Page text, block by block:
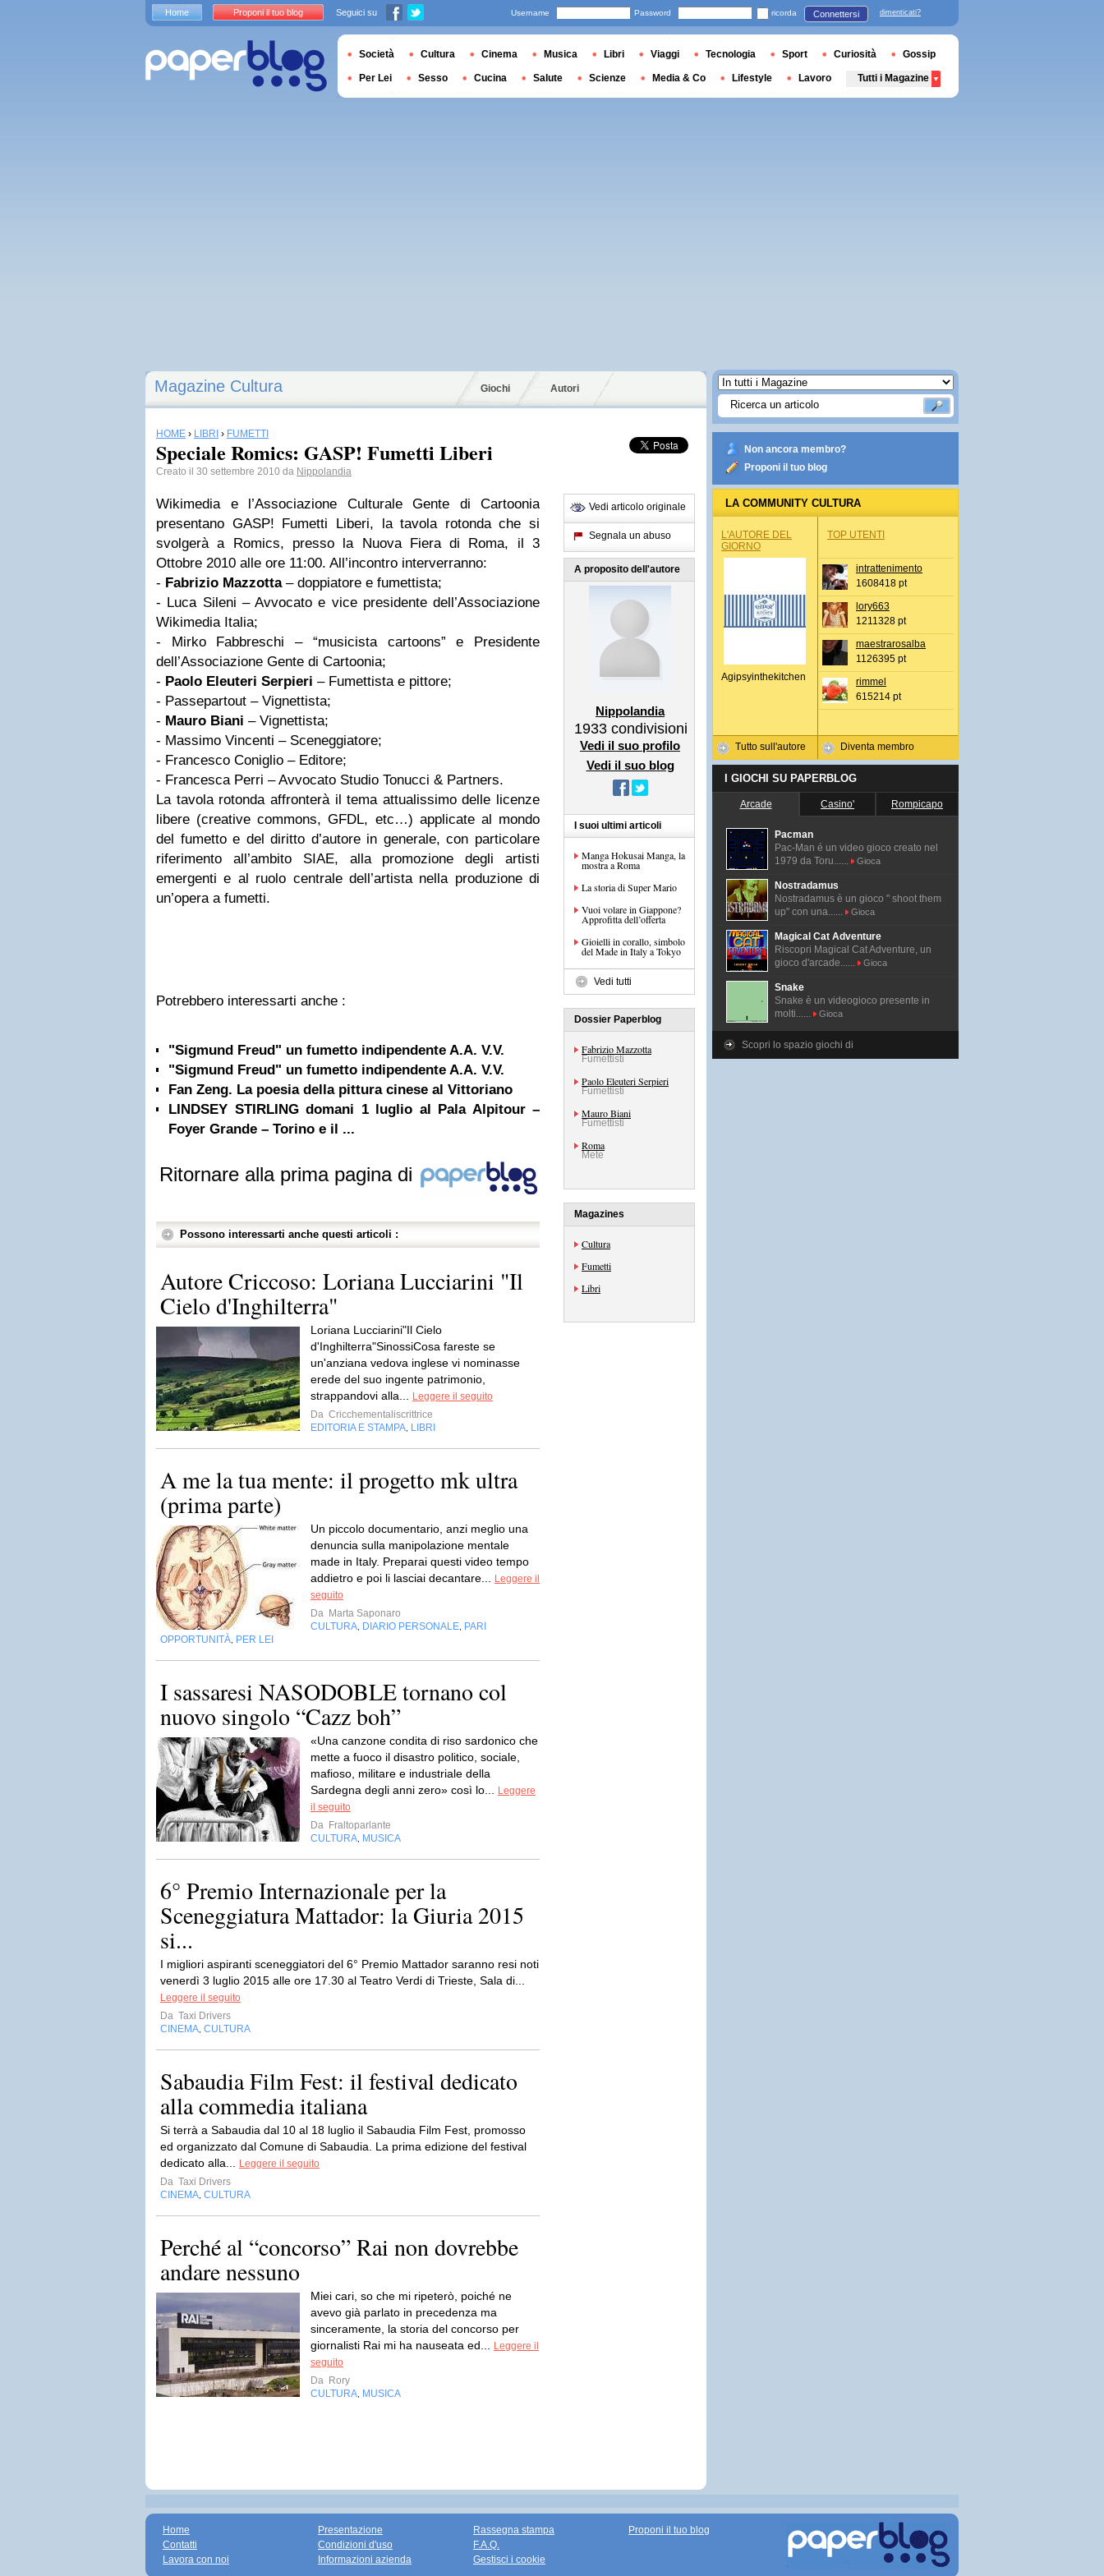
Magazine Cultura Giochi Autori
HOME › LIBRI › FUMETTI
Speciale Romics: GASP! Fumetti Liberi
Creato il 30 settembre 2010 da Nippolandia
Wikimedia e l’Associazione Culturale Gente di Cartoonia
presentano GASP! Fumetti Liberi, la tavola rotonda che si
svolgerà a Romics, presso la Nuova Fiera di Roma, il 3
Ottobre 2010 alle ore 11:00. All’incontro interverranno:
- Fabrizio Mazzotta– doppiatore e fumettista;
- Luca Sileni – Avvocato e vice presidente dell’Associazione
Wikimedia Italia;
- Mirko Fabbreschi – “musicista cartoons” e Presidente
dell’Associazione Gente di Cartoonia;
- Paolo Eleuteri Serpieri – Fumettista e pittore;
- Passepartout – Vignettista;
- Mauro Biani – Vignettista;
- Massimo Vincenti – Sceneggiatore;
- Francesco Coniglio – Editore;
- Francesca Perri – Avvocato Studio Tonucci & Partners.
La tavola rotonda affronterà il tema attualissimo delle licenze
libere (creative commons, GFDL, etc…) applicate al mondo
del fumetto e del diritto d’autore in generale, con particolare
riferimento all’ambito SIAE, alla promozione degli artisti
emergenti e al ruolo centrale dell’artista nella produzione di
un’opera a fumetti.
Potrebbero interessarti anche :
"Sigmund Freud" un fumetto indipendente A.A. V.V.
"Sigmund Freud" un fumetto indipendente A.A. V.V.
Fan Zeng. La poesia della pittura cinese al Vittoriano
LINDSEY STIRLING domani 1 luglio al Pala Alpitour –
Foyer Grande – Torino e il ...
Ritornare alla prima pagina di
Possono interessarti anche questi articoli :
Autore Criccoso: Loriana Lucciarini "Il
Cielo d'Inghilterra"
Loriana Lucciarini"Il Cielo
d'Inghilterra"SinossiCosa fareste se
un'anziana vedova inglese vi nominasse
erede del suo ingente patrimonio,
strappandovi alla...
Leggere il seguito
Da Cricchementaliscrittrice
EDITORIA E STAMPA LIBRI
A me la tua mente: il progetto mk ultra
(prima parte)
Un piccolo documentario, anzi meglio una
denuncia sulla manipolazione mentale
made in Italy. Preparai questi video tempo
addietro e poi li lasciai decantare...
Leggere il
seguito
Da Marta Saponaro
CULTURA DIARIO PERSONALE PARI
OPPORTUNITÀ PER LEI
I sassaresi NASODOBLE tornano col
nuovo singolo “Cazz boh”
«Una canzone condita di riso sardonico che
mette a fuoco il disastro politico, sociale,
mafioso, militare e industriale della
Sardegna degli anni zero» così lo...
Leggere
il seguito
Da Fraltoparlante
CULTURA MUSICA
6° Premio Internazionale per la
Sceneggiatura Mattador: la Giuria 2015
si...
I migliori aspiranti sceneggiatori del 6° Premio Mattador saranno resi noti
venerdì 3 luglio 2015 alle ore 17.30 al Teatro Verdi di Trieste, Sala di...
Leggere il seguito
Da Taxi Drivers
CINEMA CULTURA
Sabaudia Film Fest: il festival dedicato
alla commedia italiana
Si terrà a Sabaudia dal 10 al 18 luglio il Sabaudia Film Fest, promosso
ed organizzato dal Comune di Sabaudia. La prima edizione del festival
dedicato alla...
Leggere il seguito
Da Taxi Drivers
CINEMA CULTURA
Perché al “concorso” Rai non dovrebbe
andare nessuno
Miei cari, so che mi ripeterò, poiché ne
avevo già parlato in precedenza ma
sinceramente, la storia del concorso per
giornalisti Rai mi ha nauseata ed...
Leggere il
seguito
Da Rory
CULTURA MUSICA
Vedi articolo originale
Segnala un abuso
A proposito dell'autore
Nippolandia
1933 condivisioni
Vedi il suo profilo
Vedi il suo blog
I suoi ultimi articoli
Manga Hokusai Manga, la
mostra a Roma
La storia di Super Mario
Vuoi volare in Giappone?
Approfitta dell’offerta
Gioielli in corallo, simbolo
del Made in Italy a Tokyo
Vedi tutti
Dossier Paperblog
Fabrizio Mazzotta
Fumettisti
Paolo Eleuteri Serpieri
Fumettisti
Mauro Biani
Fumettisti
Roma
Mete
Magazines
Cultura
Fumetti
Libri
Non ancora membro?
Proponi il tuo blog
LA COMMUNITY CULTURA
L'AUTORE DEL
GIORNO
Agipsyinthekitchen
Tutto sull'autore
TOP UTENTI
intrattenimento
1608418 pt
lory663
1211328 pt
maestrarosalba
1126395 pt
rimmel
615214 pt
Diventa membro
I GIOCHI SU PAPERBLOG
Arcade Casino' Rompicapo
Pacman
Pac-Man é un video gioco creato nel
1979 da Toru......
Gioca
Nostradamus
Nostradamus è un gioco " shoot them
up" con una......
Gioca
Magical Cat Adventure
Riscopri Magical Cat Adventure, un
gioco d'arcade......
Gioca
Snake
Snake è un videogioco presente in
molti......
Gioca
Scopri lo spazio giochi di
Home Proponi il tuo blog Seguici su Username Password ricorda Connettersi dimenticati?
Società Cultura Cinema Musica Libri Viaggi Tecnologia Sport Curiosità Gossip
Per Lei Sesso Cucina Salute Scienze Media & Co Lifestyle Lavoro Tutti i Magazine
Home
Contatti
Lavora con noi
Presentazione
Condizioni d'uso
Informazioni azienda
Rassegna stampa
F.A.Q.
Gestisci i cookie
Proponi il tuo blog